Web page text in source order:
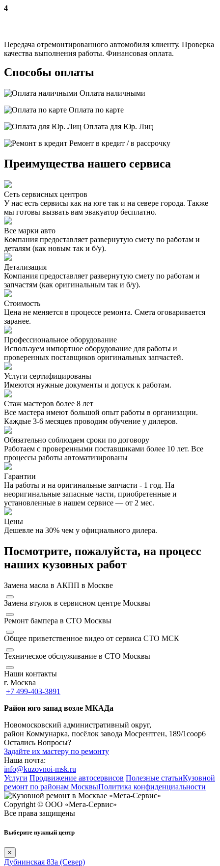
4
Передача отремонтированного автомобиля клиенту. Проверка
качества выполнения работы. Финансовая оплата.
Способы оплаты
Оплата наличными
Оплата по карте
Оплата для Юр. Лиц
Ремонт в кредит / в рассрочку
Преимущества нашего сервиса
Сеть сервисных центров
У нас есть сервисы как на юге так и на севере города. Также
мы готовы вызвать вам эвакуатор бесплатно.
Все марки авто
Компания предоставляет развернутую смету по работам и
деталям (как новым так и б/у).
Детализация
Компания предоставляет развернутую смету по работам и
запчастям (как оригинальным так и б/у).
Стоимость
Цена не меняется в процессе ремонта. Смета оговаривается
заранее.
Профессиональное оборудование
Используем импортное оборудование для работы и
проверенных поставщиков оригинальных запчастей.
Услуги сертифицированы
Имеются нужные документы и допуск к работам.
Стаж мастеров более 8 лет
Все мастера имеют большой опыт работы в организации.
Каждые 3-6 месяцев проводим обучение у дилеров.
Обязательно соблюдаем сроки по договору
Работаем с проверенными поставщиками более 10 лет. Все
процессы работы автоматизированы
Гарантии
На работы и на оригинальные запчасти - 1 год. На
неоригинальные запасные части, приобретенные и
установленные в нашем сервисе — от 2 мес.
Цены
Дешевле на 30% чем у официального дилера.
Посмотрите, пожалуйста, на процесс
наших кузовных работ
Замена масла в АКПП в Москве
Замена втулок в сервисном центре Москвы
Ремонт бампера в СТО Москвы
Общее приветственное видео от сервиса СТО МСК
Техническое обслуживание в СТО Москвы
Наши контакты
г. Москва
+7 499-403-3891
Район юго запад возле МКАДа
Новомосковский административный округ,
район Коммунарка, посёлок завода Мосрентген, 189/1соор6
Остались Вопросы?
Задайте их мастеру по ремонту
Наша почта:
info@kuzovnoi-msk.ru
Услуги Продвижение автосервисов Полезные статьиКузовной
ремонт по районам МосквыПолитика конфиденциальности
Copyright © ООО «Мега-Сервис»
Все права защищены
Выберите нужный центр
×
Дубнинская 83а (Север)